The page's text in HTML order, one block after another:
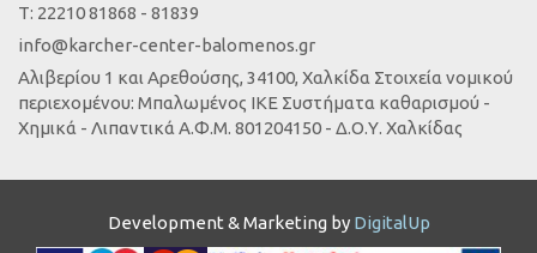
Τ: 22210 81868 - 81839
info@karcher-center-balomenos.gr
Αλιβερίου 1 και Αρεθούσης, 34100, Χαλκίδα Στοιχεία νομικού
περιεχομένου: Μπαλωμένος ΙΚΕ Συστήματα καθαρισμού -
Χημικά - Λιπαντικά Α.Φ.Μ. 801204150 - Δ.Ο.Υ. Χαλκίδας
Development & Marketing by DigitalUp